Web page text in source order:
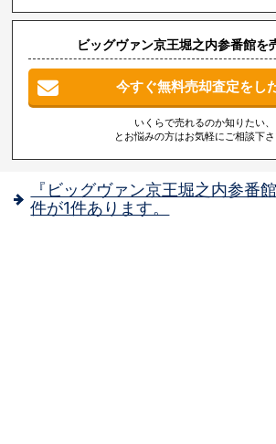
ビッグヴァン京王堀之内参番館を
今すぐ無料売却査定をし
いくらで売れるのか知りたい、
とお悩みの方はお気軽にご相談下さ
『ビッグヴァン京王堀之内参番
件が1件あります。